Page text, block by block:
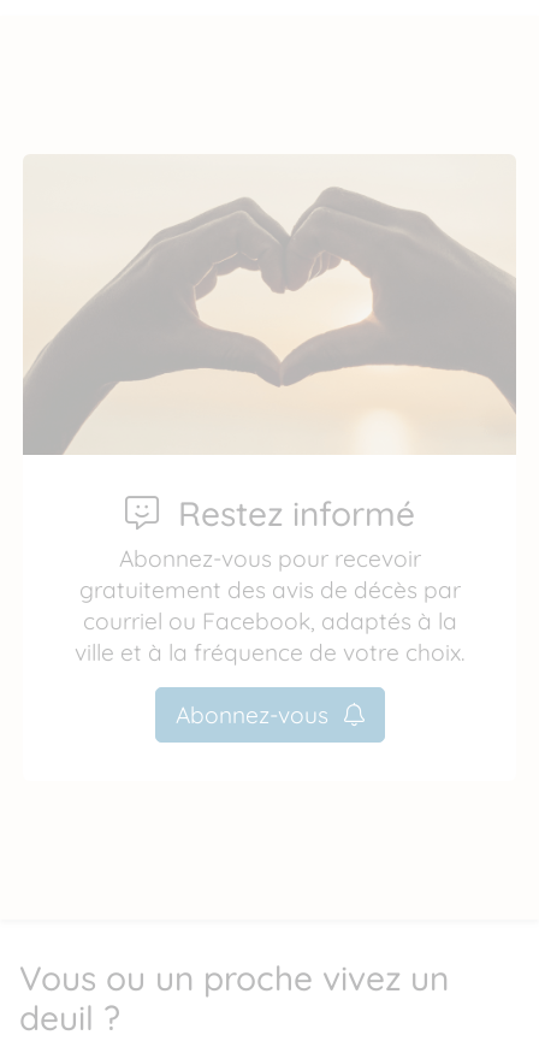
Restez informé
Abonnez-vous pour recevoir
gratuitement des avis de décès par
courriel ou Facebook, adaptés à la
ville et à la fréquence de votre choix.
Abonnez-vous
Vous ou un proche vivez un
deuil ?